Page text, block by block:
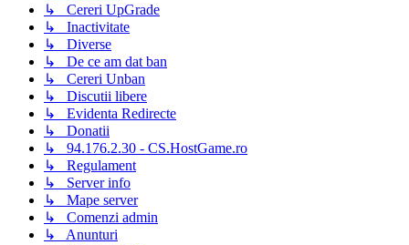
↳ Cereri UpGrade
↳ Inactivitate
↳ Diverse
↳ De ce am dat ban
↳ Cereri Unban
↳ Discutii libere
↳ Evidenta Redirecte
↳ Donatii
↳ 94.176.2.30 - CS.HostGame.ro
↳ Regulament
↳ Server info
↳ Mape server
↳ Comenzi admin
↳ Anunturi